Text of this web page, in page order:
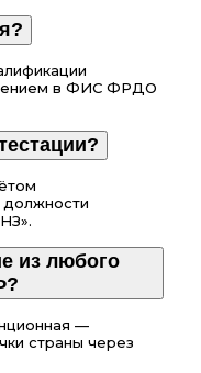
в ФИС ФРДО
должности
из любого
—
страны через